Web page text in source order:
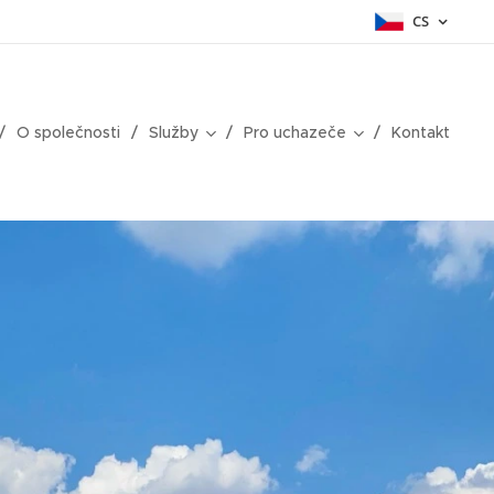
CS
O společnosti Služby Pro uchazeče Kontakt